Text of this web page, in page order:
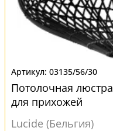
03135/56/30
Потолочная
для прихожей
Lucide (Бельгия)